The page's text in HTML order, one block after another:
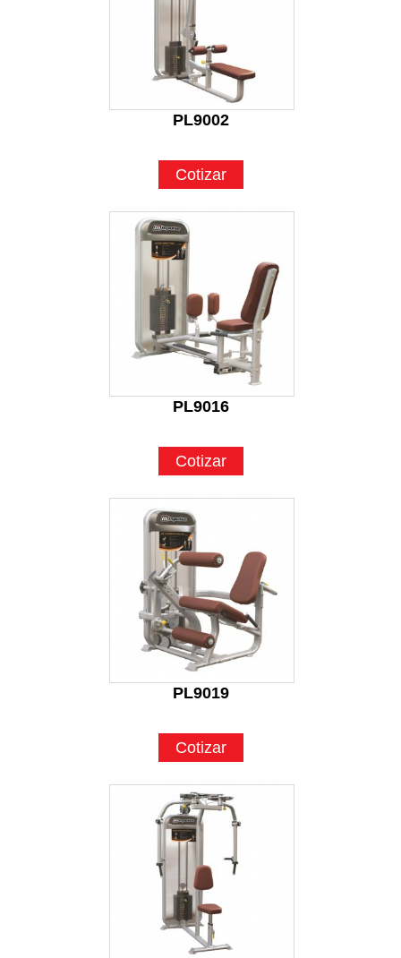
PL9002
Cotizar
PL9016
Cotizar
PL9019
Cotizar